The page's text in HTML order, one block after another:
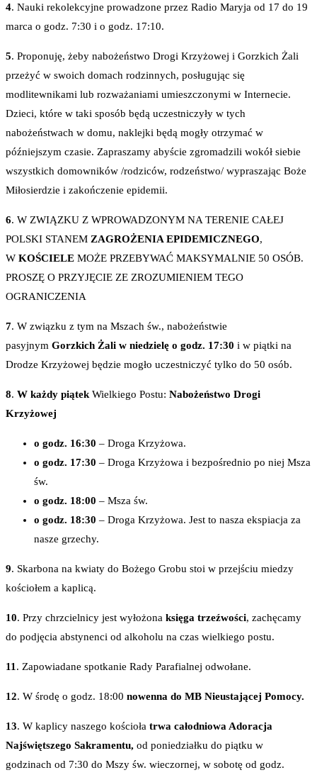
4. Nauki rekolekcyjne prowadzone przez Radio Maryja od 17 do 19
marca o godz. 7:30 i o godz. 17:10.
5. Proponuję, żeby nabożeństwo Drogi Krzyżowej i Gorzkich Żali
przeżyć w swoich domach rodzinnych, posługując się
modlitewnikami lub rozważaniami umieszczonymi w Internecie.
Dzieci, które w taki sposób będą uczestniczyły w tych
nabożeństwach w domu, naklejki będą mogły otrzymać w
późniejszym czasie. Zapraszamy abyście zgromadzili wokół siebie
wszystkich domowników /rodziców, rodzeństwo/ wypraszając Boże
Miłosierdzie i zakończenie epidemii.
6. W ZWIĄZKU Z WPROWADZONYM NA TERENIE CAŁEJ
POLSKI STANEM ZAGROŻENIA EPIDEMICZNEGO,
W KOŚCIELE MOŻE PRZEBYWAĆ MAKSYMALNIE 50 OSÓB.
PROSZĘ O PRZYJĘCIE ZE ZROZUMIENIEM TEGO
OGRANICZENIA
7. W związku z tym na Mszach św., nabożeństwie
pasyjnym Gorzkich Żali w niedzielę o godz. 17:30 i w piątki na
Drodze Krzyżowej będzie mogło uczestniczyć tylko do 50 osób.
8. W każdy piątek Wielkiego Postu: Nabożeństwo Drogi
Krzyżowej
o godz. 16:30 – Droga Krzyżowa.
o godz. 17:30 – Droga Krzyżowa i bezpośrednio po niej Msza
św.
o godz. 18:00 – Msza św.
o godz. 18:30 – Droga Krzyżowa. Jest to nasza ekspiacja za
nasze grzechy.
9. Skarbona na kwiaty do Bożego Grobu stoi w przejściu miedzy
kościołem a kaplicą.
10. Przy chrzcielnicy jest wyłożona księga trzeźwości, zachęcamy
do podjęcia abstynenci od alkoholu na czas wielkiego postu.
11 . Zapowiadane spotkanie Rady Parafialnej odwołane.
12. W środę o godz. 18:00 nowenna do MB Nieustającej Pomocy.
13. W kaplicy naszego kościoła trwa całodniowa Adoracja
Najświętszego Sakramentu, od poniedziałku do piątku w
godzinach od 7:30 do Mszy św. wieczornej, w sobotę od godz.